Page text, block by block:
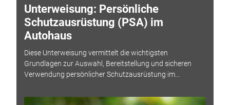
Unterweisung: Persönliche
Schutzausrüstung (PSA) im
Autohaus
Diese Unterweisung vermittelt die wichtigsten
Grundlagen zur Auswahl, Bereitstellung und sicheren
Verwendung persönlicher Schutzausrüstung im...